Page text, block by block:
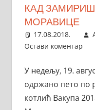
КАД
МОРАВИЦЕ
17.08.2018.
Остави коментар
У недељу, 19.
одржано пето по
котлић Вакупа